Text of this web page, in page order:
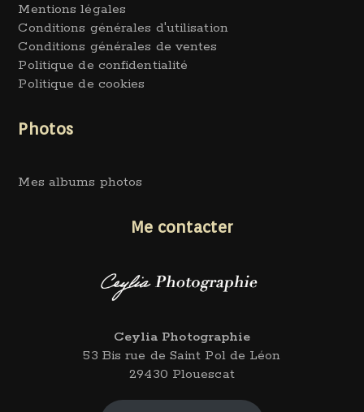
Mentions légales
Conditions générales d'utilisation
Conditions générales de ventes
Politique de confidentialité
Politique de cookies
Photos
Mes albums photos
Me contacter
Ceylia Photographie
53 Bis rue de Saint Pol de Léon
29430 Plouescat